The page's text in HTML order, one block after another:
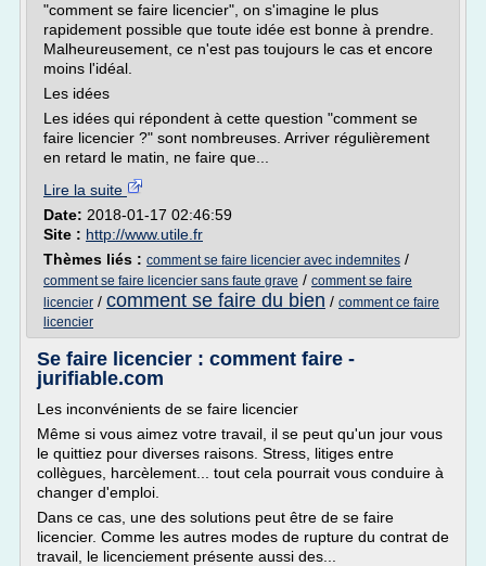
"comment se faire licencier", on s'imagine le plus
rapidement possible que toute idée est bonne à prendre.
Malheureusement, ce n'est pas toujours le cas et encore
moins l'idéal.
Les idées
Les idées qui répondent à cette question "comment se
faire licencier ?" sont nombreuses. Arriver régulièrement
en retard le matin, ne faire que...
Lire la suite
Date: 2018-01-17 02:46:59
Site : http://www.utile.fr
Thèmes liés : comment se faire licencier avec indemnites /
comment se faire licencier sans faute grave / comment se faire
licencier / comment se faire du bien / comment ce faire
licencier
Se faire licencier : comment faire -
jurifiable.com
Les inconvénients de se faire licencier
Même si vous aimez votre travail, il se peut qu'un jour vous
le quittiez pour diverses raisons. Stress, litiges entre
collègues, harcèlement... tout cela pourrait vous conduire à
changer d'emploi.
Dans ce cas, une des solutions peut être de se faire
licencier. Comme les autres modes de rupture du contrat de
travail, le licenciement présente aussi des...